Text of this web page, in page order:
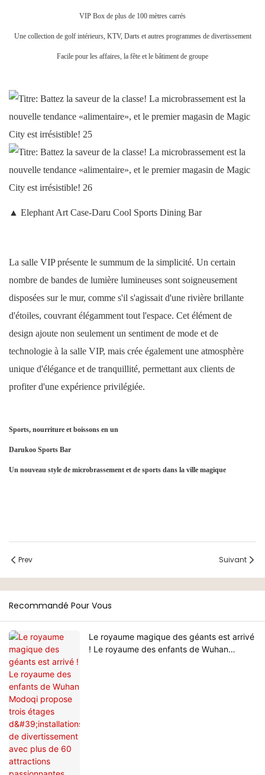
VIP Box de plus de 100 mètres carrés
Une collection de golf intérieurs, KTV, Darts et autres programmes de divertissement
Facile pour les affaires, la fête et le bâtiment de groupe
▲ Elephant Art Case-Daru Cool Sports Dining Bar
La salle VIP présente le summum de la simplicité. Un certain
nombre de bandes de lumière lumineuses sont soigneusement
disposées sur le mur, comme s'il s'agissait d'une rivière brillante
d'étoiles, couvrant élégamment tout l'espace. Cet élément de
design ajoute non seulement un sentiment de mode et de
technologie à la salle VIP, mais crée également une atmosphère
unique d'élégance et de tranquillité, permettant aux clients de
profiter d'une expérience privilégiée.
Sports, nourriture et boissons en un
Darukoo Sports Bar
Un nouveau style de microbrassement et de sports dans la ville magique
Prev Suivant
Recommandé Pour Vous
Le royaume magique des géants est arrivé
! Le royaume des enfants de Wuhan